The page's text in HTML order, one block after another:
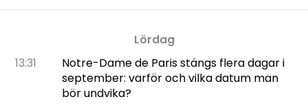
Lördag
13:31
Notre-Dame de Paris stängs flera dagar i
september: varför och vilka datum man
bör undvika?